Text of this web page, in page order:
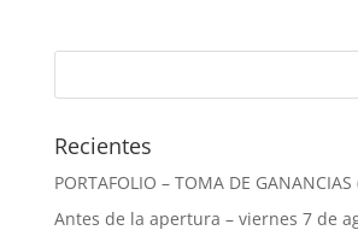
Recientes
PORTAFOLIO – TOMA DE GANANCIAS
Antes de la apertura – viernes 7 de